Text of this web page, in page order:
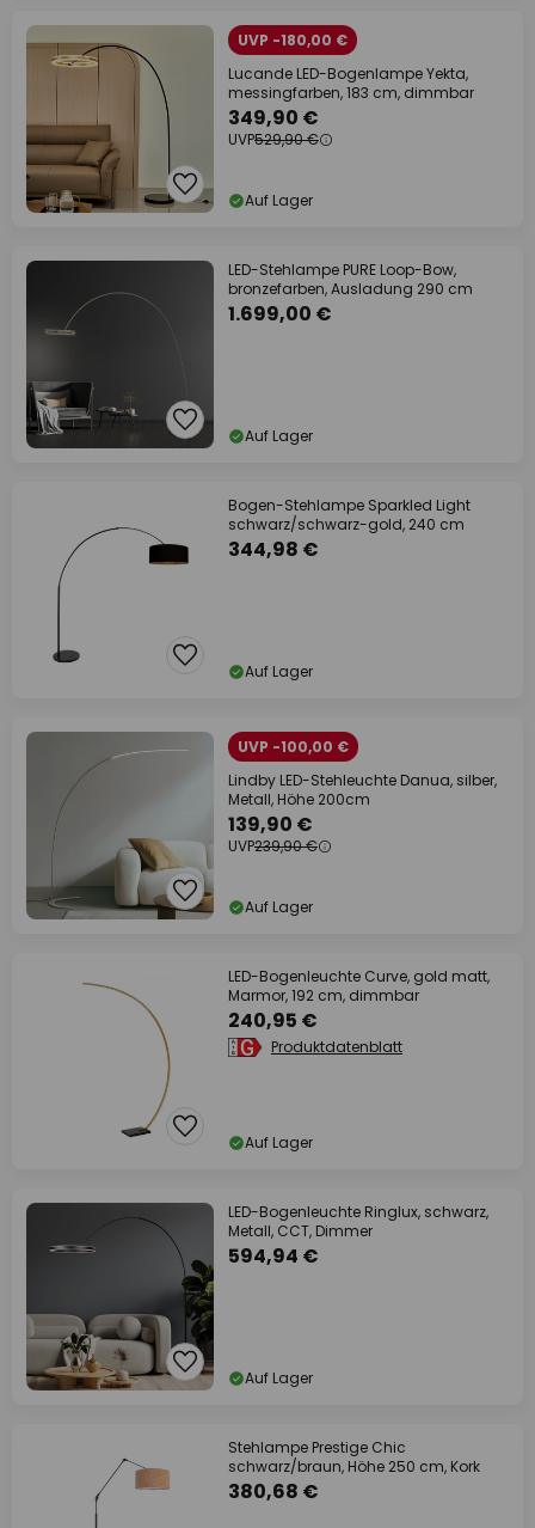
UVP -180,00 €
Lucande LED-Bogenlampe Yekta,
messingfarben, 183 cm, dimmbar
349,90 €
UVP529,90 €
Auf Lager
LED-Stehlampe PURE Loop-Bow,
bronzefarben, Ausladung 290 cm
1.699,00 €
Auf Lager
Bogen-Stehlampe Sparkled Light
schwarz/schwarz-gold, 240 cm
344,98 €
Auf Lager
UVP -100,00 €
Lindby LED-Stehleuchte Danua, silber,
Metall, Höhe 200cm
139,90 €
UVP239,90 €
Auf Lager
LED-Bogenleuchte Curve, gold matt,
Marmor, 192 cm, dimmbar
240,95 €
Produktdatenblatt
Auf Lager
LED-Bogenleuchte Ringlux, schwarz,
Metall, CCT, Dimmer
594,94 €
Auf Lager
Stehlampe Prestige Chic
schwarz/braun, Höhe 250 cm, Kork
380,68 €